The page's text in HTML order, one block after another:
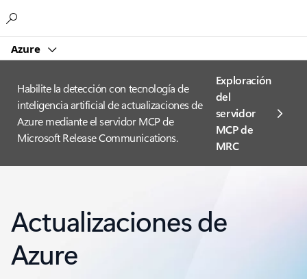
Azure
Habilite la detección con tecnología de
inteligencia artificial de actualizaciones de
Azure mediante el servidor MCP de
Microsoft Release Communications.
Exploración
del
servidor
MCP de
MRC
Actualizaciones de
Azure